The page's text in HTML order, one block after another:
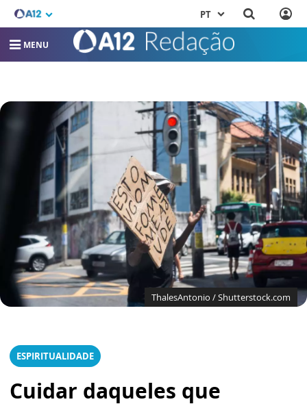
PT
MENU
ThalesAntonio / Shutterstock.com
ESPIRITUALIDADE
Cuidar daqueles que